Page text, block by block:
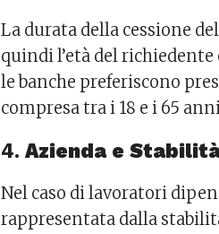
La durata della cessione
quindi l’età del
le banche preferiscono
compresa tra i 18 e i 65
4.Azienda e
Nel caso di lavoratori
rappresentata dalla